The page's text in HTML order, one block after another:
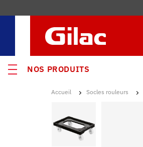
NOS PRODUITS
Accueil Socles rouleurs